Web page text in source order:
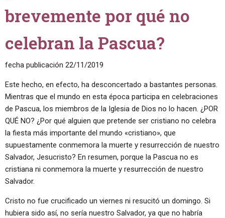
brevemente por qué no
celebran la Pascua?
fecha publicación 22/11/2019
Este hecho, en efecto, ha desconcertado a bastantes personas.
Mientras que el mundo en esta época participa en celebraciones
de Pascua, los miembros de la Iglesia de Dios no lo hacen. ¿POR
QUÉ NO? ¿Por qué alguien que pretende ser cristiano no celebra
la fiesta más importante del mundo «cristiano», que
supuestamente conmemora la muerte y resurrección de nuestro
Salvador, Jesucristo? En resumen, porque la Pascua no es
cristiana ni conmemora la muerte y resurrección de nuestro
Salvador.
Cristo no fue crucificado un viernes ni resucitó un domingo. Si
hubiera sido así, no sería nuestro Salvador, ya que no habría